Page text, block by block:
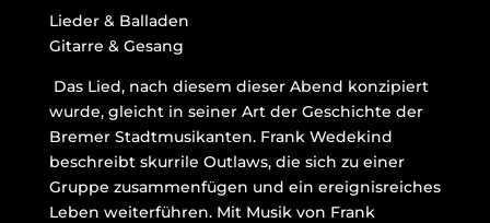
Lieder & Balladen
Gitarre & Gesang
Das Lied, nach diesem dieser Abend konzipiert
wurde, gleicht in seiner Art der Geschichte der
Bremer Stadtmusikanten. Frank Wedekind
beschreibt skurrile Outlaws, die sich zu einer
Gruppe zusammenfügen und ein ereignisreiches
Leben weiterführen. Mit Musik von Frank